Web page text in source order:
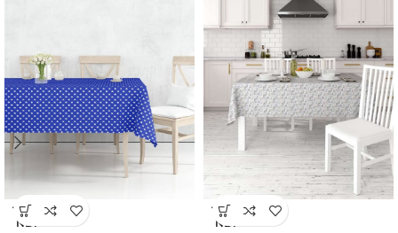
TÜKE
NDI
TÜKE
NDI